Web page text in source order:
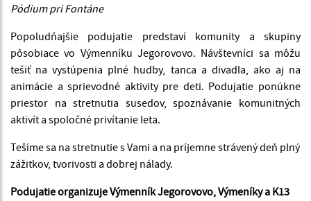
Pódium pri Fontáne
Popoludňajšie podujatie predstaví komunity a skupiny
pôsobiace vo Výmenníku Jegorovovo. Návštevníci sa môžu
tešiť na vystúpenia plné hudby, tanca a divadla, ako aj na
animácie a sprievodné aktivity pre deti. Podujatie ponúkne
priestor na stretnutia susedov, spoznávanie komunitných
aktivít a spoločné privítanie leta.
Tešíme sa na stretnutie s Vami a na príjemne strávený deň plný
zážitkov, tvorivosti a dobrej nálady.
Podujatie organizuje Výmenník Jegorovovo, Výmeníky a K13